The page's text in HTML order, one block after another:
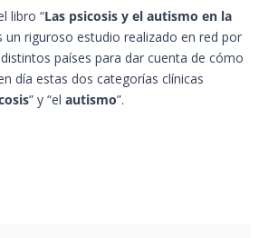
libro “Las psicosis y el autismo en la
un riguroso estudio realizado en red por
países para dar cuenta de cómo
día estas dos categorías clínicas
” y “el autismo”.